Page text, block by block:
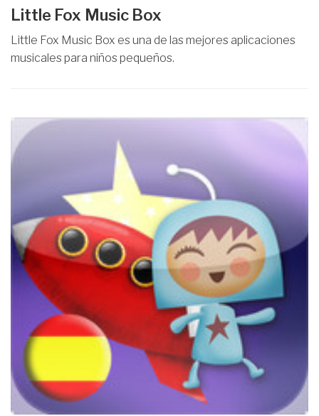
Little Fox Music Box
Little Fox Music Box es una de las mejores aplicaciones
musicales para niños pequeños.